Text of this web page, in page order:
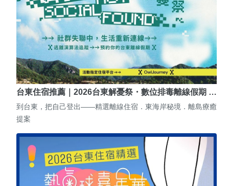
台東住宿推薦｜2026台東解憂祭・數位排毒離線假期 …
到台東，把自己登出——精選離線住宿．東海岸秘境．離島療癒
提案